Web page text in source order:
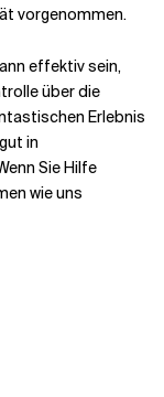
vorgenommen.
effektiv sein,
über die
Erlebnis
in
Sie Hilfe
wie uns